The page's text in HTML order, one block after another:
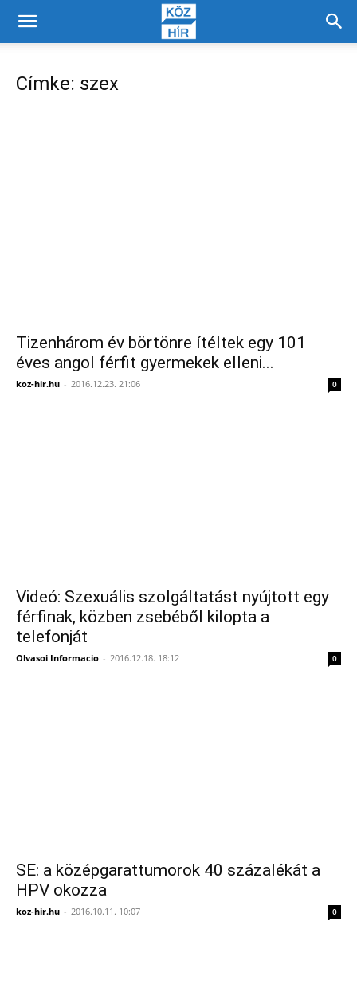
Címke: szex
Tizenhárom év börtönre ítéltek egy 101
éves angol férfit gyermekek elleni...
koz-hir.hu - 2016.12.23. 21:06 0
Videó: Szexuális szolgáltatást nyújtott egy
férfinak, közben zsebéből kilopta a
telefonját
Olvasoi Informacio - 2016.12.18. 18:12 0
SE: a középgarattumorok 40 százalékát a
HPV okozza
koz-hir.hu - 2016.10.11. 10:07 0